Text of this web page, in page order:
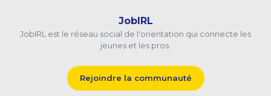
JobIRL
JobIRL est le réseau social de l'orientation qui connecte les
jeunes et les pros.
Rejoindre la communauté